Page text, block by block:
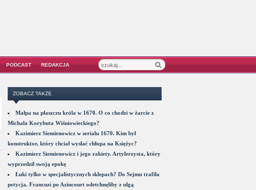
PODCAST REDAKCJA
ZOBACZ TAKŻE
Małpa na płaszczu króla w 1670. O co chodzi w żarcie z
Michała Korybuta Wiśniowieckiego?
Kazimierz Siemienowicz w serialu 1670. Kim był
konstruktor, który chciał wysłać chłopa na Księżyc?
Kazimierz Siemienowicz i jego rakiety. Artylerzysta, który
wyprzedził swoją epokę
Łuki tylko w specjalistycznych sklepach? Do Sejmu trafiła
petycja. Francuzi po Azincourt odetchnęliby z ulgą